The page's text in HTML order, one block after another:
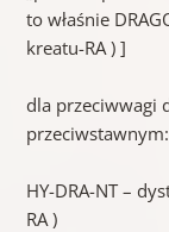
to właśnie
kreatu-RA ) ]
dla przeciwwagi
przeciwstawnym:
HY-DRA-NT –
RA )